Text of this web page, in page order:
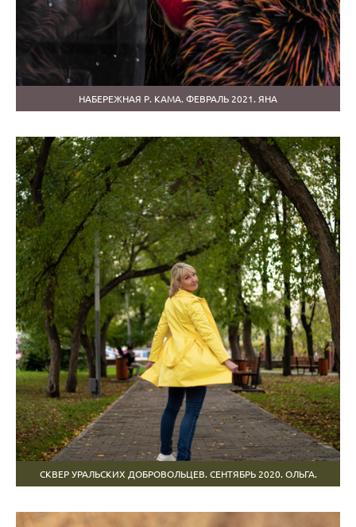
НАБЕРЕЖНАЯ Р. КАМА. ФЕВРАЛЬ 2021. ЯНА
СКВЕР УРАЛЬСКИХ ДОБРОВОЛЬЦЕВ. СЕНТЯБРЬ 2020. ОЛЬГА.